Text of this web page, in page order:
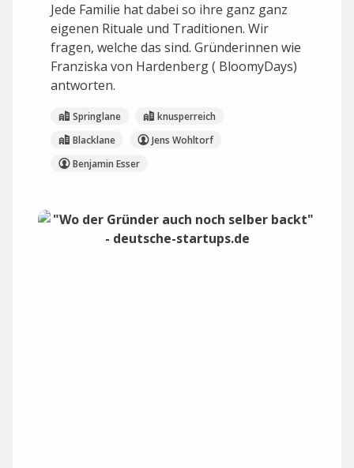
Jede Familie hat dabei so ihre ganz ganz
eigenen Rituale und Traditionen. Wir
fragen, welche das sind. Gründerinnen wie
Franziska von Hardenberg ( BloomyDays)
antworten.
Springlane
knusperreich
Blacklane
Jens Wohltorf
Benjamin Esser